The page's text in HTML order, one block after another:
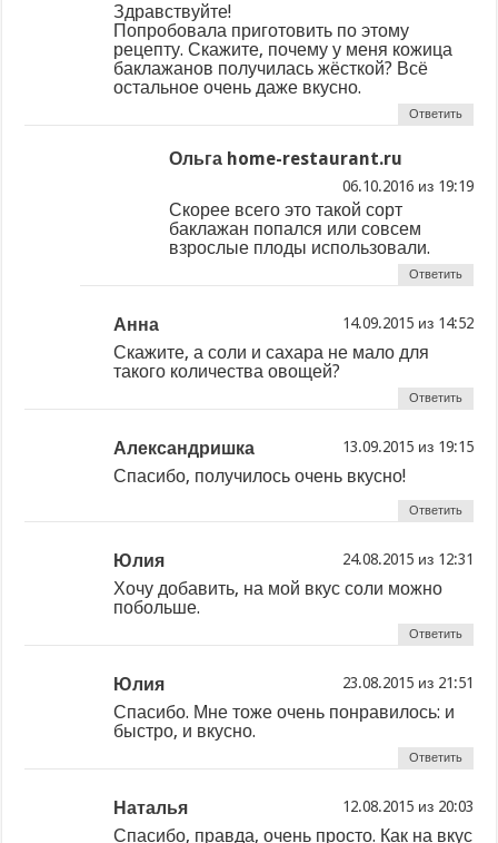
Здравствуйте!
Попробовала приготовить по этому
рецепту. Скажите, почему у меня кожица
баклажанов получилась жёсткой? Всё
остальное очень даже вкусно.
Ответить
Ольга home-restaurant.ru
из
Скорее всего это такой сорт
баклажан попался или совсем
взрослые плоды использовали.
Ответить
Анна из
Скажите, а соли и сахара не мало для
такого количества овощей?
Ответить
Александришка из
Спасибо, получилось очень вкусно!
Ответить
Юлия из
Хочу добавить, на мой вкус соли можно
побольше.
Ответить
Юлия из
Спасибо. Мне тоже очень понравилось: и
быстро, и вкусно.
Ответить
Наталья из
Спасибо, правда, очень просто. Как на вкус